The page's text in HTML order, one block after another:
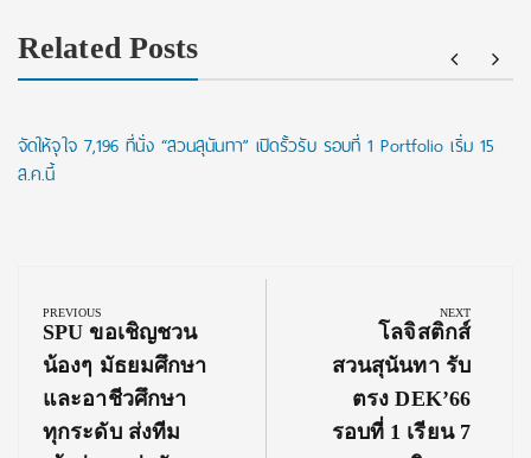
Related Posts
จัดให้จุใจ 7,196 ที่นั่ง “สวนสุนันทา” เปิดรั้วรับ รอบที่ 1 Portfolio เริ่ม 15
ส.ค.นี้
navigation
PREVIOUS
Previous
Post:
SPU ขอเชิญชวน
น้องๆ มัธยมศึกษา
และอาชีวศึกษา
ทุกระดับ ส่งทีม
NEXT
Next
Post:
โลจิสติกส์
สวนสุนันทา รับ
ตรง DEK’66
รอบที่ 1 เรียน 7